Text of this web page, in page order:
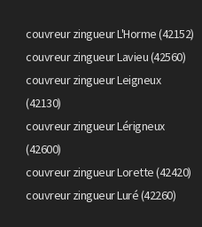
couvreur zingueur L'Horme (42152)
couvreur zingueur Lavieu (42560)
couvreur zingueur Leigneux
(42130)
couvreur zingueur Lérigneux
(42600)
couvreur zingueur Lorette (42420)
couvreur zingueur Luré (42260)